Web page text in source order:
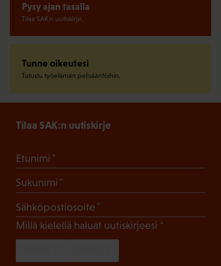
Pysy ajan tasalla
Tilaa SAK:n uutiskirje.
Tunne oikeutesi
Tutustu työelämän pelisääntöihin.
Tilaa SAK:n uutiskirje
Etunimi
Sukunimi
Sähköpostiosoite
Millä kielellä haluat uutiskirjeesi (Pakollinen)